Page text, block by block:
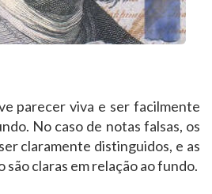
parecer viva e ser facilmente
No caso de notas falsas, os
claramente distinguidos, e as
são claras em relação ao fundo.